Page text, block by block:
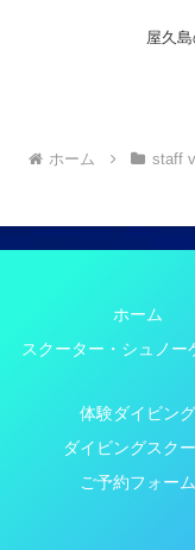
屋久島
ホーム staff
ホーム
スクーター・シュノー
体験ダイビング
ダイビングスク
ご予約フォーム